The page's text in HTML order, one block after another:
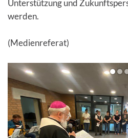
Unterstützung und
werden.
(Medienreferat)